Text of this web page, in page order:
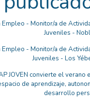
Empleo - Monitor/a de
Juveniles -
Empleo - Monitor/a de
Juveniles - Los
JOVEN convierte el verano
de aprendizaje,
desarrollo